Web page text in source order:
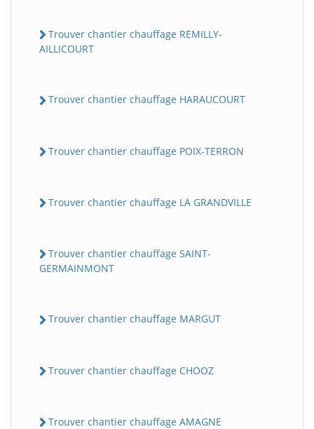
Trouver chantier chauffage REMILLY-
AILLICOURT
Trouver chantier chauffage HARAUCOURT
Trouver chantier chauffage POIX-TERRON
Trouver chantier chauffage LA GRANDVILLE
Trouver chantier chauffage SAINT-
GERMAINMONT
Trouver chantier chauffage MARGUT
Trouver chantier chauffage CHOOZ
Trouver chantier chauffage AMAGNE